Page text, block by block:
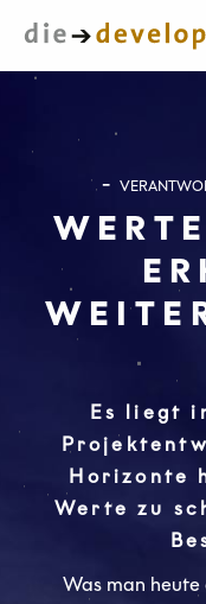
Es liegt
Horizonte
Werte zu
Was man